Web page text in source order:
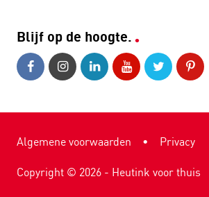
Blijf op de hoogte.
Algemene voorwaarden • Privacy
Copyright © 2026 - Heutink voor thuis